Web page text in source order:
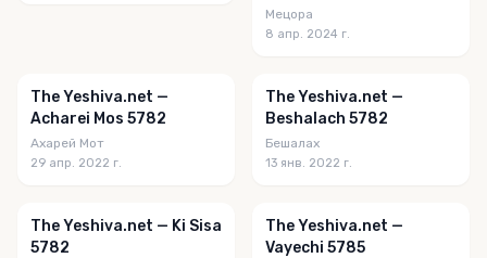
Мецора
8 апр. 2024 г.
The Yeshiva.net —
Acharei Mos 5782
Ахарей Мот
29 апр. 2022 г.
The Yeshiva.net —
Beshalach 5782
Бешалах
13 янв. 2022 г.
The Yeshiva.net — Ki Sisa
5782
The Yeshiva.net —
Vayechi 5785